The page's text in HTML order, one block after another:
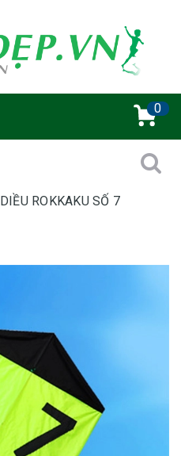
0
DIỀU ROKKAKU SỐ 7